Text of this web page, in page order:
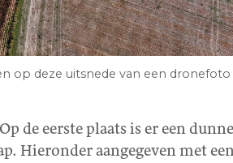
op deze uitsnede van een
de eerste plaats is er een
Hieronder aangegeven met